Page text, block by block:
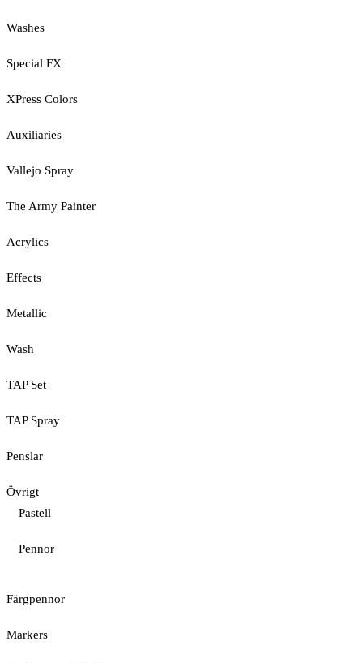
Washes
Special FX
XPress Colors
Auxiliaries
Vallejo Spray
The Army Painter
Acrylics
Effects
Metallic
Wash
TAP Set
TAP Spray
Penslar
Övrigt
Pastell
Pennor
Färgpennor
Markers